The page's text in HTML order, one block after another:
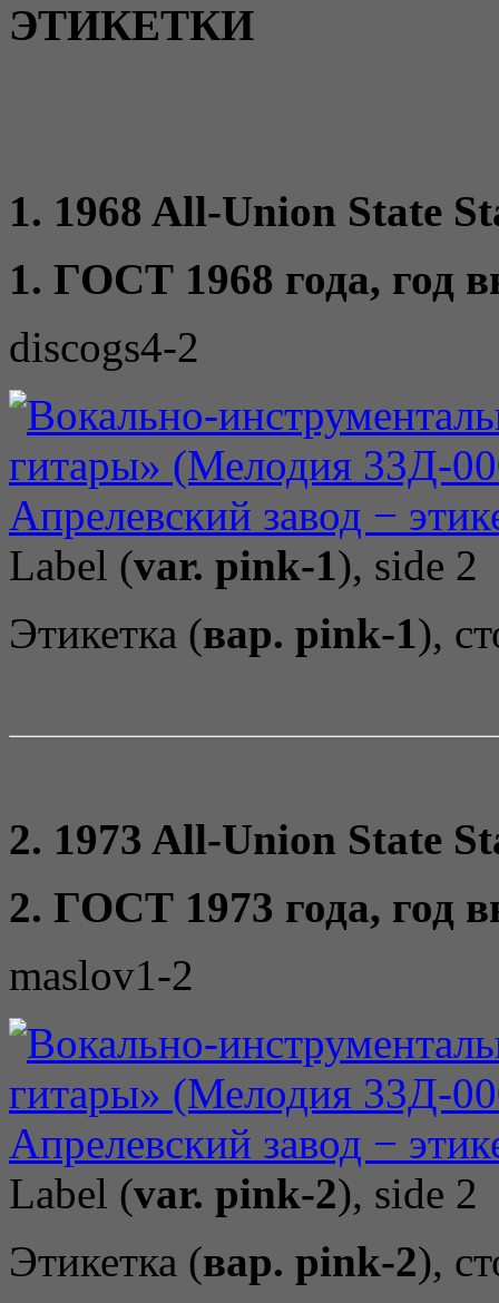
ЭТИКЕТКИ
1. 1968 All-Union State
1. ГОСТ 1968 года, год
discogs4-2
Label (var. pink-1), side 2
Этикетка (вар. pink-1),
2. 1973 All-Union State
2. ГОСТ 1973 года, год
maslov1-2
Label (var. pink-2), side 2
Этикетка (вар. pink-2),